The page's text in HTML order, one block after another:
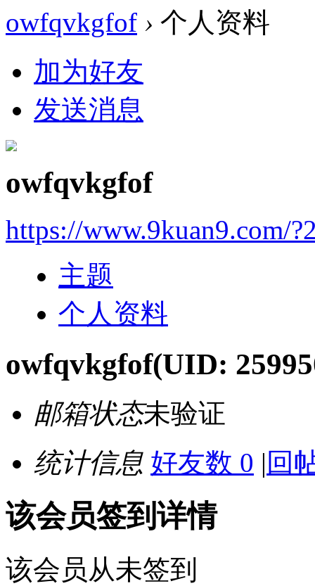
owfqvkgfof › 个人资料
加为好友
发送消息
owfqvkgfof
https://www.9kuan9.com/
主题
个人资料
owfqvkgfof(UID:
邮箱状态未验证
统计信息 好友数 0 | 回
该会员签到详情
该会员从未签到